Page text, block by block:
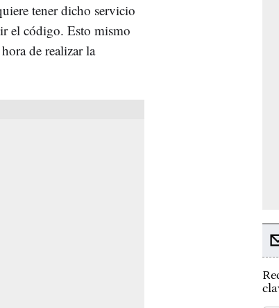
tener dicho servicio
el código. Esto mismo
de realizar la